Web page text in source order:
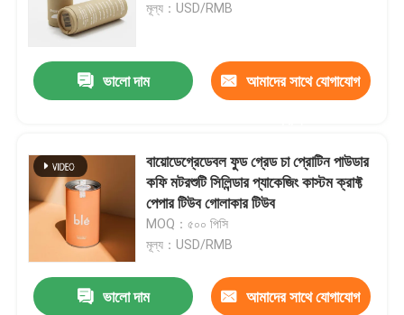
মূল্য：USD/RMB
ভালো দাম আমাদের সাথে যোগাযোগ
বায়োডেগ্রেডেবল ফুড গ্রেড চা প্রোটিন পাউডার
কফি মটরশুটি সিলিন্ডার প্যাকেজিং কাস্টম ক্রাফ্ট
পেপার টিউব গোলাকার টিউব
MOQ：৫০০ পিসি
মূল্য：USD/RMB
ভালো দাম আমাদের সাথে যোগাযোগ